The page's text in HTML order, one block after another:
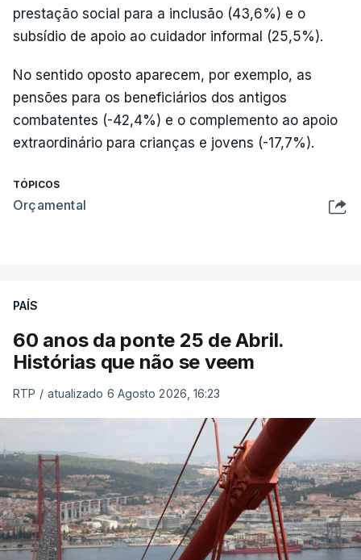
prestação social para a inclusão (43,6%) e o
subsídio de apoio ao cuidador informal (25,5%).
No sentido oposto aparecem, por exemplo, as
pensões para os beneficiários dos antigos
combatentes (-42,4%) e o complemento ao apoio
extraordinário para crianças e jovens (-17,7%).
TÓPICOS
Orçamental
PAÍS
60 anos da ponte 25 de Abril.
Histórias que não se veem
RTP / atualizado 6 Agosto 2026, 16:23